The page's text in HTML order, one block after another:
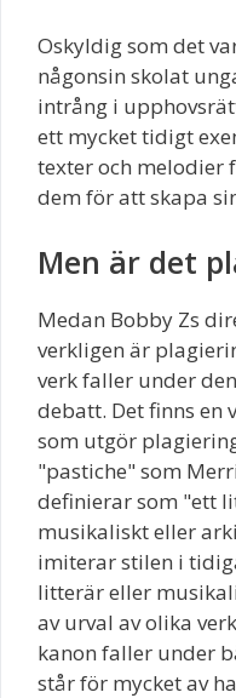
Oskyldig som det
någonsin skolat
intrång i
ett mycket tidigt
texter och melodier
dem för att skapa
Men är det
Medan Bobby Zs
verkligen är
verk faller under
debatt. Det finns en
som utgör
"pastiche" som
definierar som "ett
musikaliskt eller
imiterar stilen i
litterär eller
av urval av olika
kanon faller under
står för mycket av